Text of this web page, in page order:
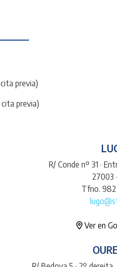
previa)
previa)
R/ Conde nº 31 ·
27003
Tfno.
Ver en